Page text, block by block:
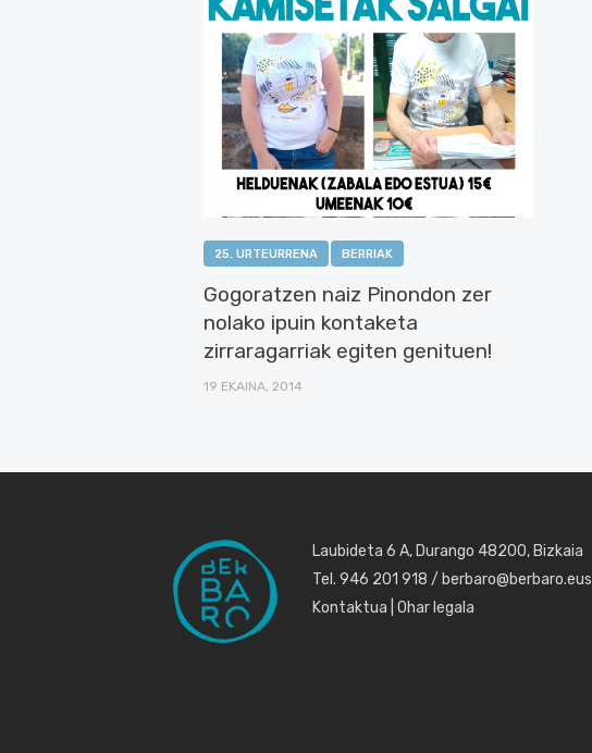
25. URTEURRENA BERRIAK
Gogoratzen naiz Pinondon zer
nolako ipuin kontaketa
zirraragarriak egiten genituen!
19 EKAINA, 2014
Laubideta 6 A, Durango 48200, Bizkaia
Tel. 946 201 918 / berbaro@berbaro.eus
Kontaktua Ohar legala